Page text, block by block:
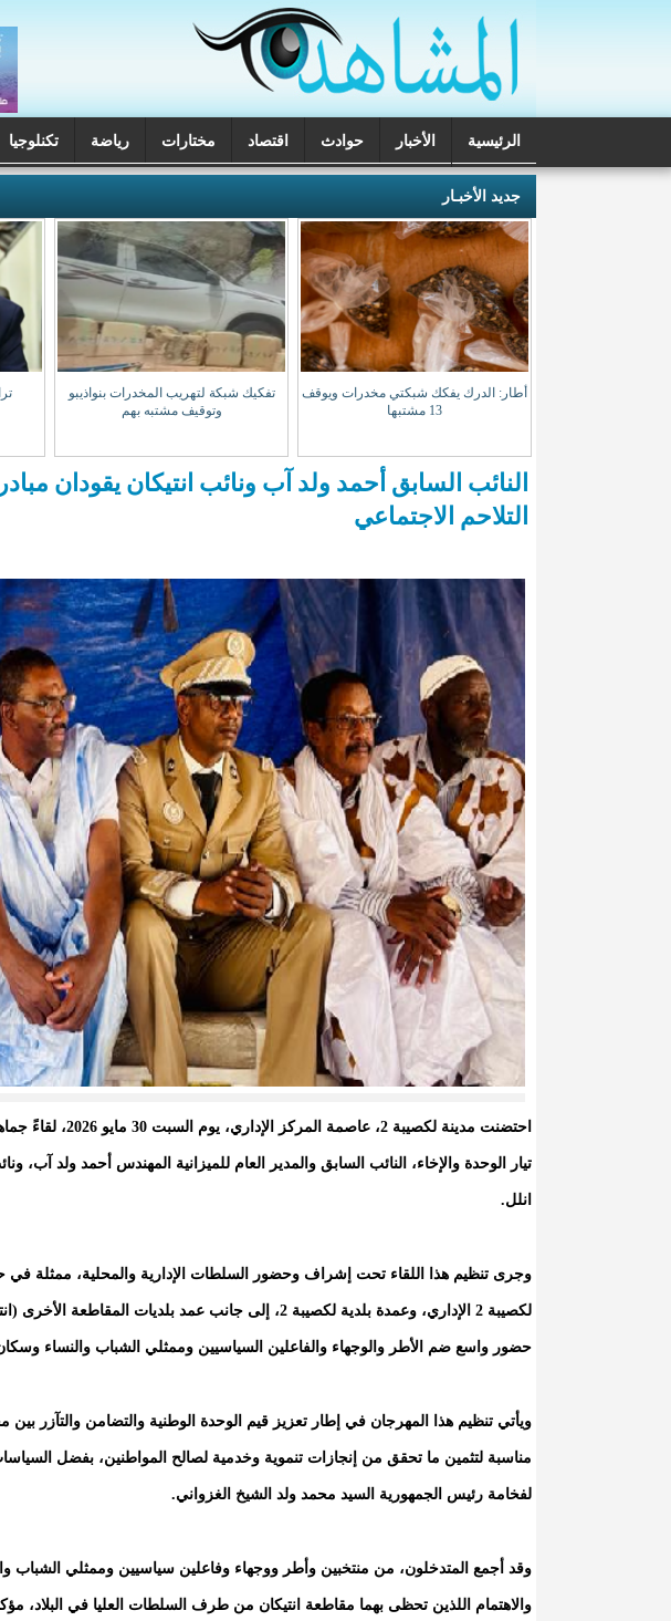
الرئيسية الأخبار حوادث اقتصاد مختارات رياضة تكنلوجيا
تحقيقات
جديد الأخبـار
أطار: الدرك يفكك شبكتي مخدرات ويوقف
13 مشتبها
تفكيك شبكة لتهريب المخدرات بنواذيبو
وتوقيف مشتبه بهم
النائب السابق أحمد ولد آب ونائب انتيكان يقودان
التلاحم الاجتماعي
احتضنت مدينة لكصيبة
تيار الوحدة والإخاء، النائب السابق والمدير العام للميزانية المهندس أحمد ولد آب،
انلل.
وجرى تنظيم هذا اللقاء تحت إشراف وحضور السلطات الإدارية والمحلية، ممثلة في
لكصيبة 2 الإداري، وعمدة بلدية لكصيبة 2، إلى جانب عمد بلديات
حضور واسع ضم الأطر والوجهاء والفاعلين السياسيين وممثلي الشباب والنساء
ويأتي تنظيم هذا المهرجان في إطار تعزيز قيم الوحدة الوطنية والتضامن والتآزر
مناسبة لتثمين ما تحقق من إنجازات تنموية وخدمية لصالح المواطنين، بفضل
لفخامة رئيس الجمهورية السيد محمد ولد الشيخ الغزواني.
وقد أجمع المتدخلون، من منتخبين وأطر ووجهاء وفاعلين سياسيين وممثلي الشباب
والاهتمام اللذين تحظى بهما مقاطعة انتيكان من طرف السلطات العليا في البلاد،